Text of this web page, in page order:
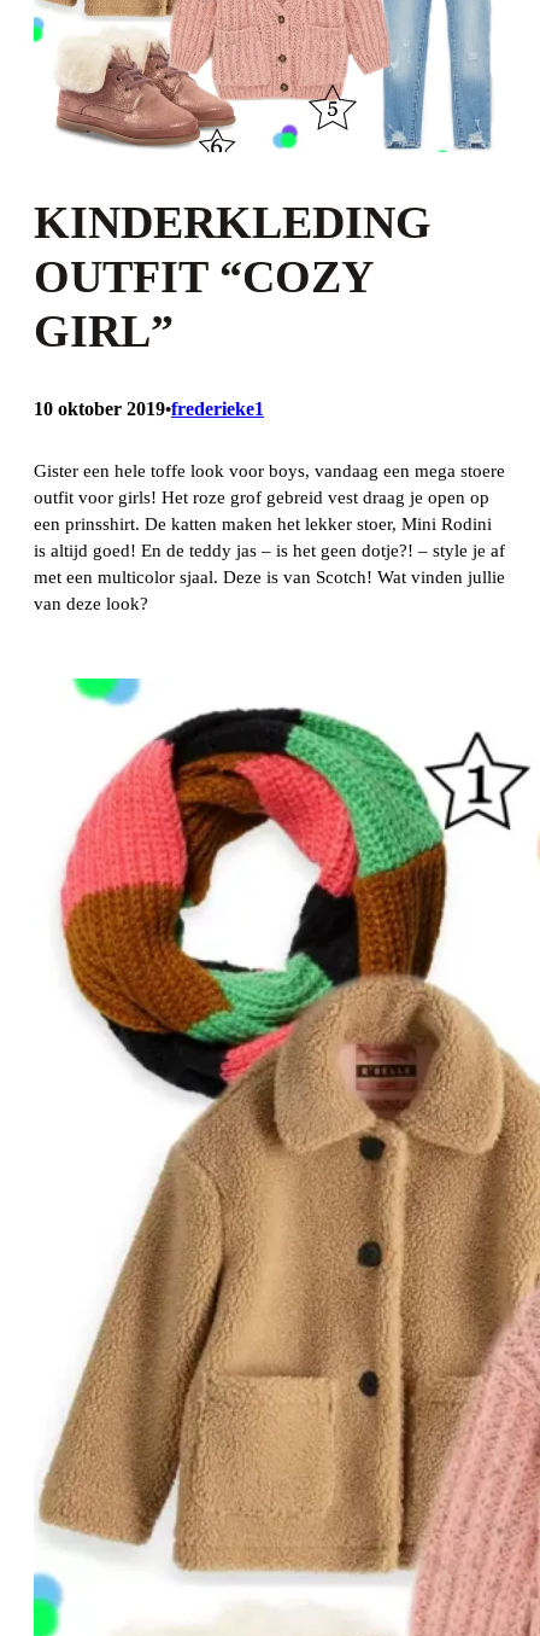
KINDERKLEDING
OUTFIT “COZY
GIRL”
10 oktober 2019•frederieke1
Gister een hele toffe look voor boys, vandaag een mega stoere
outfit voor girls! Het roze grof gebreid vest draag je open op
een prinsshirt. De katten maken het lekker stoer, Mini Rodini
is altijd goed! En de teddy jas – is het geen dotje?! – style je af
met een multicolor sjaal. Deze is van Scotch! Wat vinden jullie
van deze look?